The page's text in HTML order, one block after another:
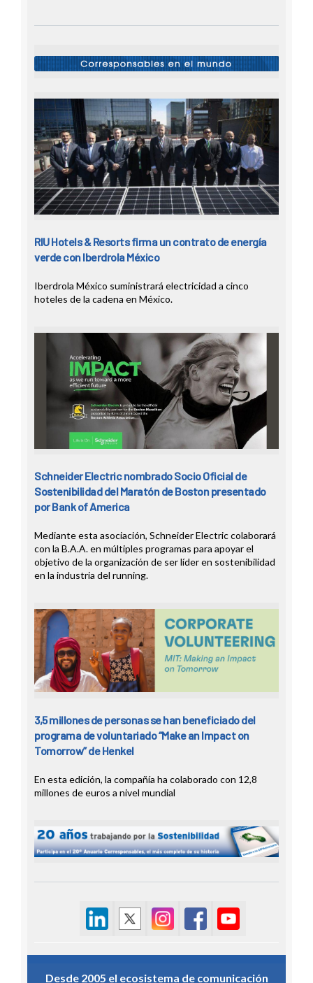
RIU Hotels & Resorts firma un contrato de energía
verde con Iberdrola México
Iberdrola México suministrará electricidad a cinco
hoteles de la cadena en México.
Schneider Electric nombrado Socio Oficial de
Sostenibilidad del Maratón de Boston presentado
por Bank of America
Mediante esta asociación, Schneider Electric colaborará
con la B.A.A. en múltiples programas para apoyar el
objetivo de la organización de ser líder en sostenibilidad
en la industria del running.
3,5 millones de personas se han beneficiado del
programa de voluntariado “Make an Impact on
Tomorrow” de Henkel
En esta edición, la compañía ha colaborado con 12,8
millones de euros a nivel mundial
Desde 2005 el ecosistema de comunicación